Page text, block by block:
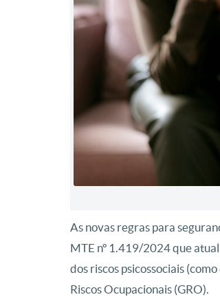
As novas regras para
MTE nº 1.419/2024 que
dos riscos psicossociais
Riscos Ocupacionais (GRO).